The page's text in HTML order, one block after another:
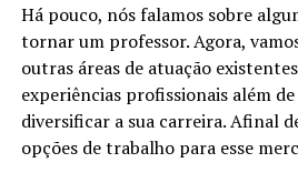
Há pouco, nós falamos sobre
tornar um professor. Agora,
outras áreas de atuação
experiências profissionais além
diversificar a sua carreira. Afinal
opções de trabalho para esse